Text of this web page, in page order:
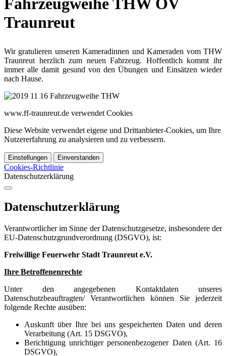
Fahrzeugweihe THW OV
Traunreut
Wir gratulieren unseren Kameradinnen und Kameraden vom THW
Traunreut herzlich zum neuen Fahrzeug. Hoffentlich kommt ihr
immer alle damit gesund von den Übungen und Einsätzen wieder
nach Hause.
www.ff-traunreut.de verwendet Cookies
Diese Website verwendet eigene und Drittanbieter-Cookies, um Ihre
Nutzererfahrung zu analysieren und zu verbessern.
Einstellungen Einverstanden
Cookies-Richtlinie
Datenschutzerklärung
Datenschutzerklärung
Verantwortlicher im Sinne der Datenschutzgesetze, insbesondere der
EU-Datenschutzgrundverordnung (DSGVO), ist:
Freiwillige Feuerwehr Stadt Traunreut e.V.
Ihre Betroffenenrechte
Unter den angegebenen Kontaktdaten unseres
Datenschutzbeauftragten/ Verantwortlichen können Sie jederzeit
folgende Rechte ausüben:
Auskunft über Ihre bei uns gespeicherten Daten und deren
Verarbeitung (Art. 15 DSGVO),
Berichtigung unrichtiger personenbezogener Daten (Art. 16
DSGVO),